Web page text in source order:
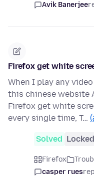
Avik Banerjee
Firefox get white
When I play any
this chinese website
Firefox get white
every single time, T…
Solved Locked
Firefox
casper rues